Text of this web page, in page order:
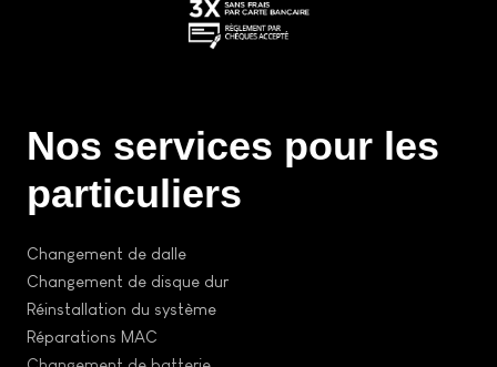
Nos services pour les
particuliers
Changement de dalle
Changement de disque dur
Réinstallation du système
Réparations MAC